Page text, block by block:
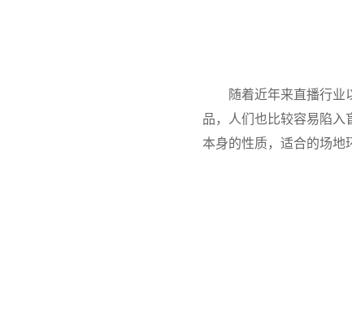
随着近年来直播行
品，人们也比较容易陷入
本身的性质，适合的场地